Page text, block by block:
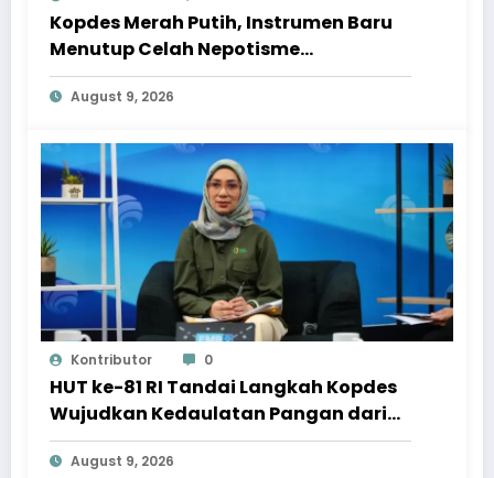
Kopdes Merah Putih, Instrumen Baru
Menutup Celah Nepotisme
Penyaluran Bansos
August 9, 2026
Kontributor 0
HUT ke-81 RI Tandai Langkah Kopdes
Wujudkan Kedaulatan Pangan dari
Akar Rumput
August 9, 2026